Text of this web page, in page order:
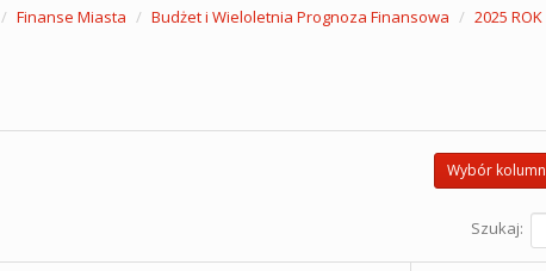
Finanse Miasta Budżet i Wieloletnia Prognoza Finansowa 2025 ROK
Wybór kolumn
Szukaj: